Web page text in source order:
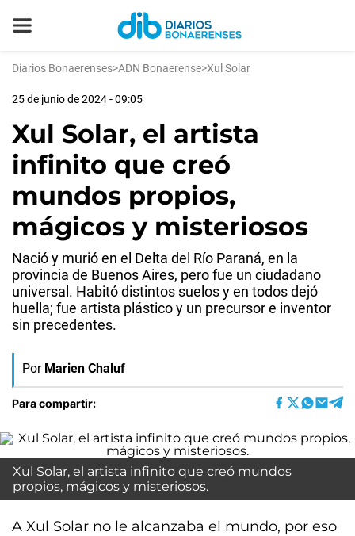
Diarios Bonaerenses>ADN Bonaerense>Xul Solar
25 de junio de 2024 - 09:05
Xul Solar, el artista
infinito que creó
mundos propios,
mágicos y misteriosos
Nació y murió en el Delta del Río Paraná, en la
provincia de Buenos Aires, pero fue un ciudadano
universal. Habitó distintos suelos y en todos dejó
huella; fue artista plástico y un precursor e inventor
sin precedentes.
Por Marien Chaluf
Para compartir:
Xul Solar, el artista infinito que creó mundos
propios, mágicos y misteriosos.
A Xul Solar no le alcanzaba el mundo, por eso